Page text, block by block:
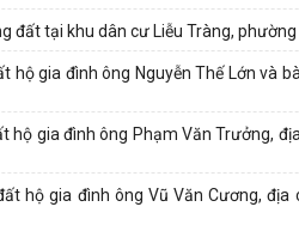
đất tại khu dân cư Liễu Tràng,
hộ gia đình ông Nguyễn Thế Lớn và
hộ gia đình ông Phạm Văn Trưởng,
hộ gia đình ông Vũ Văn Cương,